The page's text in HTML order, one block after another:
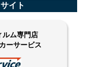
イト
ルム専門店
ーサービス